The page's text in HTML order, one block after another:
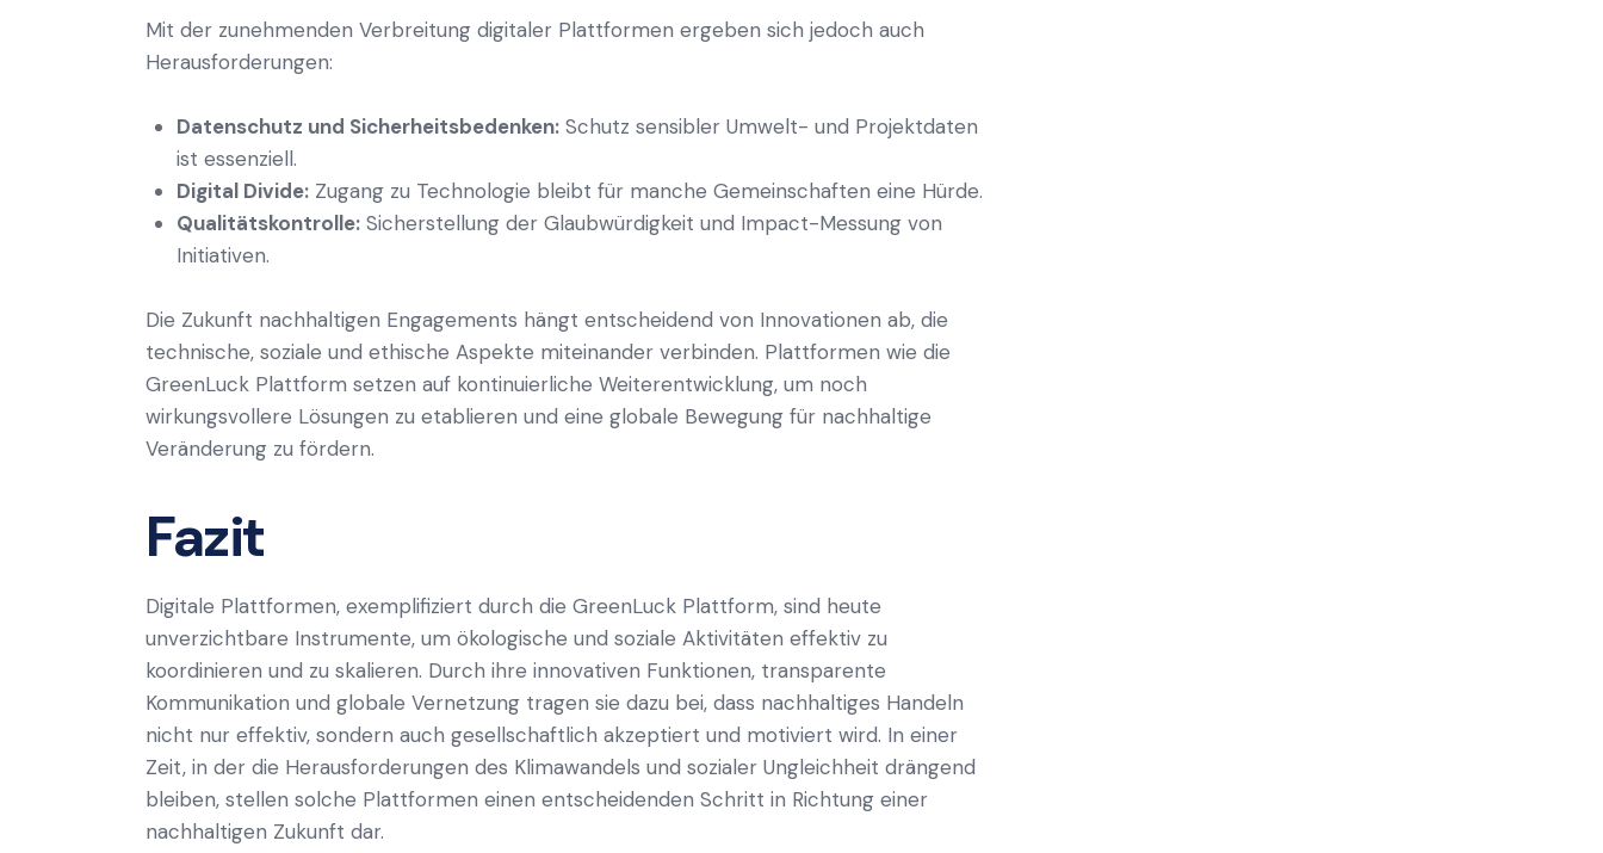
Mit der zunehmenden Verbreitung digitaler Plattformen ergeben sich jedoch auch
Herausforderungen:
Datenschutz und Sicherheitsbedenken:Schutz sensibler Umwelt- und Projektdaten
ist essenziell.
Digital Divide:Zugang zu Technologie bleibt für manche Gemeinschaften eine Hürde.
Qualitätskontrolle:Sicherstellung der Glaubwürdigkeit und Impact-Messung von
Initiativen.
Die Zukunft nachhaltigen Engagements hängt entscheidend von Innovationen ab, die
technische, soziale und ethische Aspekte miteinander verbinden. Plattformen wie die
GreenLuck Plattform setzen auf kontinuierliche Weiterentwicklung, um noch
wirkungsvollere Lösungen zu etablieren und eine globale Bewegung für nachhaltige
Veränderung zu fördern.
Fazit
Digitale Plattformen, exemplifiziert durch die GreenLuck Plattform, sind heute
unverzichtbare Instrumente, um ökologische und soziale Aktivitäten effektiv zu
koordinieren und zu skalieren. Durch ihre innovativen Funktionen, transparente
Kommunikation und globale Vernetzung tragen sie dazu bei, dass nachhaltiges Handeln
nicht nur effektiv, sondern auch gesellschaftlich akzeptiert und motiviert wird. In einer
Zeit, in der die Herausforderungen des Klimawandels und sozialer Ungleichheit drängend
bleiben, stellen solche Plattformen einen entscheidenden Schritt in Richtung einer
nachhaltigen Zukunft dar.